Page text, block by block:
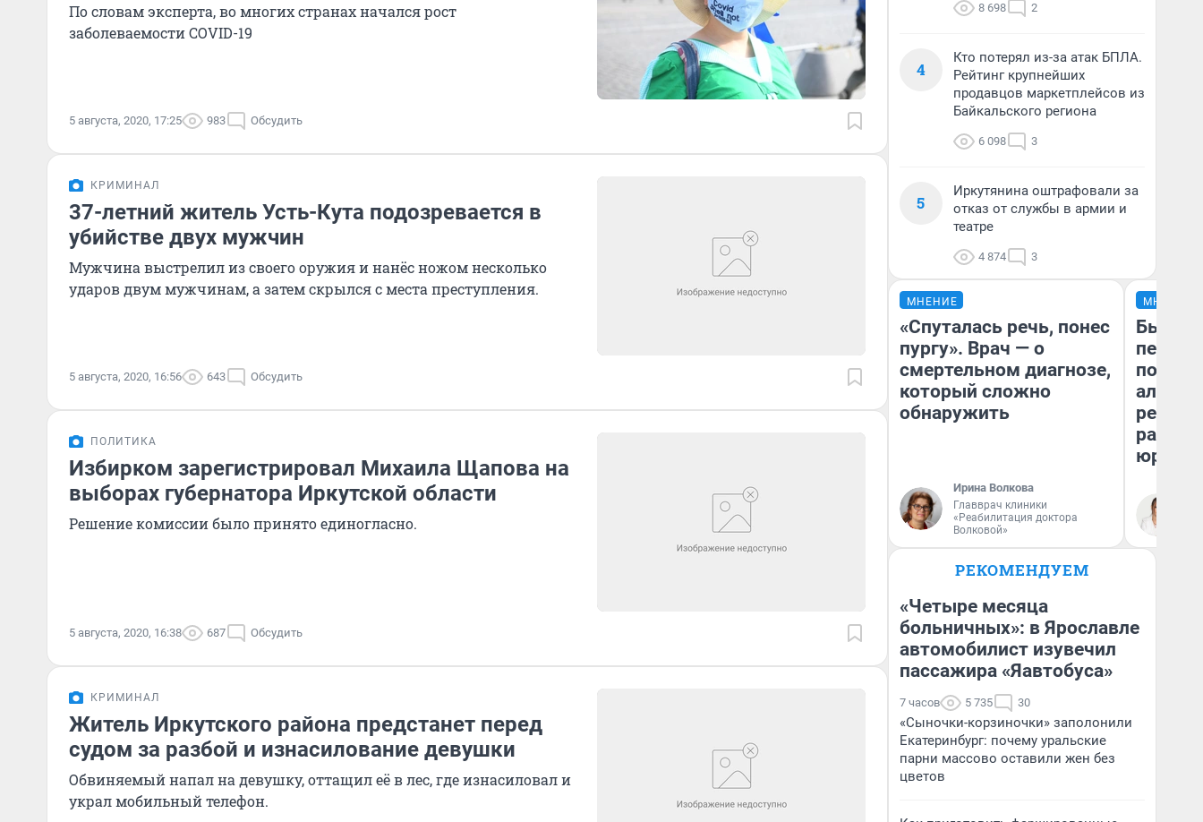
По словам эксперта, во многих странах начался рост
заболеваемости COVID-19
5 августа, 2020, 17:25 983 Обсудить
КРИМИНАЛ
37-летний житель Усть-Кута подозревается в
убийстве двух мужчин
Мужчина выстрелил из своего оружия и нанёс ножом несколько
ударов двум мужчинам, а затем скрылся с места преступления.
5 августа, 2020, 16:56 643 Обсудить
ПОЛИТИКА
Избирком зарегистрировал Михаила Щапова на
выборах губернатора Иркутской области
Решение комиссии было принято единогласно.
5 августа, 2020, 16:38 687 Обсудить
КРИМИНАЛ
Житель Иркутского района предстанет перед
судом за разбой и изнасилование девушки
Обвиняемый напал на девушку, оттащил её в лес, где изнасиловал и
украл мобильный телефон.
8 698 2
4
Кто потерял из-за атак БПЛА.
Рейтинг крупнейших
продавцов маркетплейсов из
Байкальского региона
6 098 3
5
Иркутянина оштрафовали за
отказ от службы в армии и
театре
4 874 3
МНЕНИЕ
«Спуталась речь, понес
пургу». Врач — о
смертельном диагнозе,
который сложно
обнаружить
Ирина Волкова
Главврач клиники
«Реабилитация доктора
Волковой»
МНЕНИЕ
Был
разбор
юриста
РЕКОМЕНДУЕМ
«Четыре месяца
больничных»: в Ярославле
автомобилист изувечил
пассажира «Яавтобуса»
7 часов 5 735 30
«Сыночки-корзиночки» заполонили
Екатеринбург: почему уральские
парни массово оставили жен без
цветов